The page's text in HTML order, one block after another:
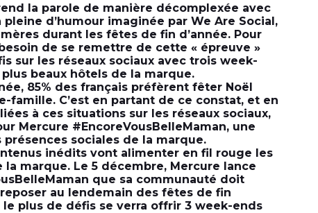
la parole de manière décomplexée avec
d’humour imaginée par We Are Social,
durant les fêtes de fin d’année. Pour
de se remettre de cette « épreuve »
sur les réseaux sociaux avec trois week-
beaux hôtels de la marque.
85% des français préfèrent fêter Noël
famille. C’est en partant de ce constat, et en
à ces situations sur les réseaux sociaux,
Mercure #EncoreVousBelleMaman, une
sociales de la marque.
inédits vont alimenter en fil rouge les
marque. Le 5 décembre, Mercure lance
que sa communauté doit
au lendemain des fêtes de fin
plus de défis se verra offrir 3 week-ends